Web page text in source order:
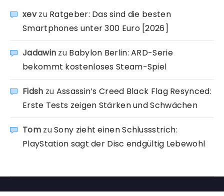
xevzu Ratgeber: Das sind die besten
Smartphones unter 300 Euro [2026]
Jadawin zu Babylon Berlin: ARD-Serie
bekommt kostenloses Steam-Spiel
Fidsh zu Assassin’s Creed Black Flag Resynced:
Erste Tests zeigen Stärken und Schwächen
TomzuSony zieht einen Schlussstrich:
PlayStation sagt der Disc endgültig Lebewohl